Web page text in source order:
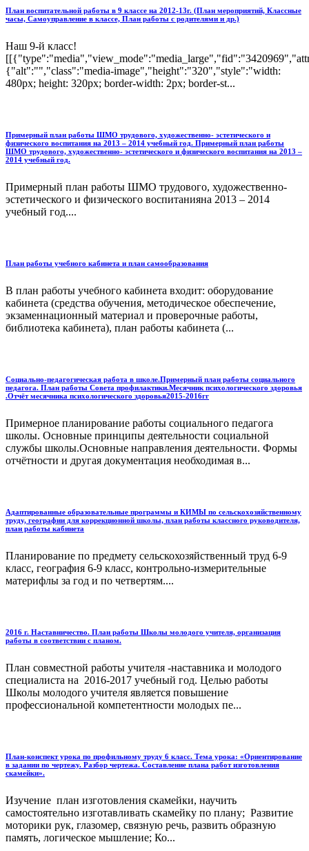
План воспитательной работы в 9 классе на 2012-13г. (План мероприятий, Классные
часы, Самоуправление в классе, План работы с родителями и др.)
Наш 9-й класс!
{"alt":"","class":"media-image","height":"320","style":"width:
480px; height: 320px; border-width: 2px; border-st...
Примерный план работы ШМО трудового, художественно- эстетического и
физического воспитания на 2013 – 2014 учебный год. Примерный план работы
ШМО трудового, художественно- эстетического и физического воспитания на 2013 –
2014 учебный год.
Примерный план работы ШМО трудового, художественно-
эстетического и физического воспитанияна 2013 – 2014
учебный год....
План работы учебного кабинета и план самообразования
В план работы учебного кабинета входит: оборудование
кабинета (средства обучения, методическое обеспечение,
экзаменнационный материал и проверочные работы,
библиотека кабинета), план работы кабинета (...
Социально-педагогическая работа в школе.Примерный план работы социального
педагога. План работы Совета профилактики.Месячник психологического здоровья
.Отчёт месячника психологического здоровья2015-2016гг
Примерное планирование работы социального педагога
школы. Основные принципы деятельности социальной
службы школы.Основные направления деятельности. Формы
отчётности и другая документация необходимая в...
Адаптированные образовательные программы и КИМЫ по сельскохозяйственному
труду, географии для коррекционной школы, план работы классного руководителя,
план работы кабинета
Планирование по предмету сельскохозяйственный труд 6-9
класс, география 6-9 класс, контрольно-измерительные
материфлы за год и по четвертям....
2016 г. Наставничество. План работы Школы молодого учителя, организация
работы в соответствии с планом.
План совместной работы учителя -наставника и молодого
специалиста на 2016-2017 учебный год. Целью работы
Школы молодого учителя является повышение
профессиональной компетентности молодых пе...
План-конспект урока по профильному труду 6 класс. Тема урока: «Ориентирование
в задании по чертежу. Разбор чертежа. Составление плана работ изготовления
скамейки».
Изучение план изготовления скамейки, научить
самостоятельно изготавливать скамейку по плану; Развитие
моторики рук, глазомер, связную речь, развить образную
память, логическое мышление; Ко...